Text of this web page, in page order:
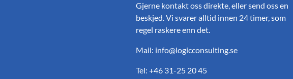
Gjerne kontakt oss direkte, eller send oss en
beskjed. Vi svarer alltid innen 24 timer, som
regel raskere enn det.
Mail: info@logicconsulting.se
Tel: +46 31-25 20 45